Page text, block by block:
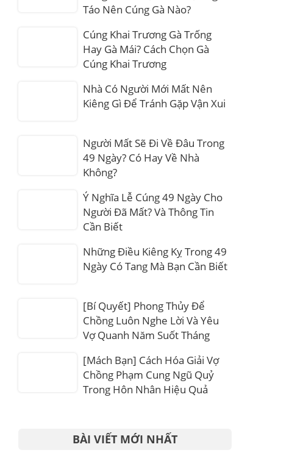
Táo Nên Cúng Gà Nào?
Cúng Khai Trương Gà Trống
Hay Gà Mái? Cách Chọn Gà
Cúng Khai Trương
Nhà Có Người Mới Mất Nên
Kiêng Gì Để Tránh Gặp Vận Xui
Người Mất Sẽ Đi Về Đâu Trong
49 Ngày? Có Hay Về Nhà
Không?
Ý Nghĩa Lễ Cúng 49 Ngày Cho
Người Đã Mất? Và Thông Tin
Cần Biết
Những Điều Kiêng Kỵ Trong 49
Ngày Có Tang Mà Bạn Cần Biết
[Bí Quyết] Phong Thủy Để
Chồng Luôn Nghe Lời Và Yêu
Vợ Quanh Năm Suốt Tháng
[Mách Bạn] Cách Hóa Giải Vợ
Chồng Phạm Cung Ngũ Quỷ
Trong Hôn Nhân Hiệu Quả
BÀI VIẾT MỚI NHẤT